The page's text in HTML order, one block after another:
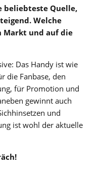
beliebteste Quelle,
Welche
Markt und auf die
Das Handy ist wie
die Fanbase, den
für Promotion und
gewinnt auch
und
ist wohl der aktuelle